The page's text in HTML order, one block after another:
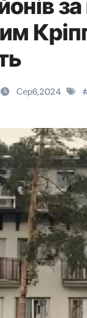
Сер6,2024
Новини
У
— у
Сер 6,